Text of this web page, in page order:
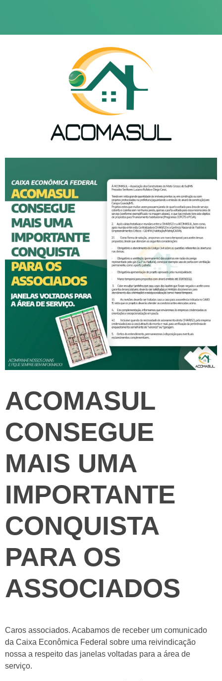
ACOMASUL
CONSEGUE
MAIS UMA
IMPORTANTE
CONQUISTA
PARA OS
ASSOCIADOS
Caros associados. Acabamos de receber um comunicado
da Caixa Econômica Federal sobre uma reivindicação
nossa a respeito das janelas voltadas para a área de
serviço.